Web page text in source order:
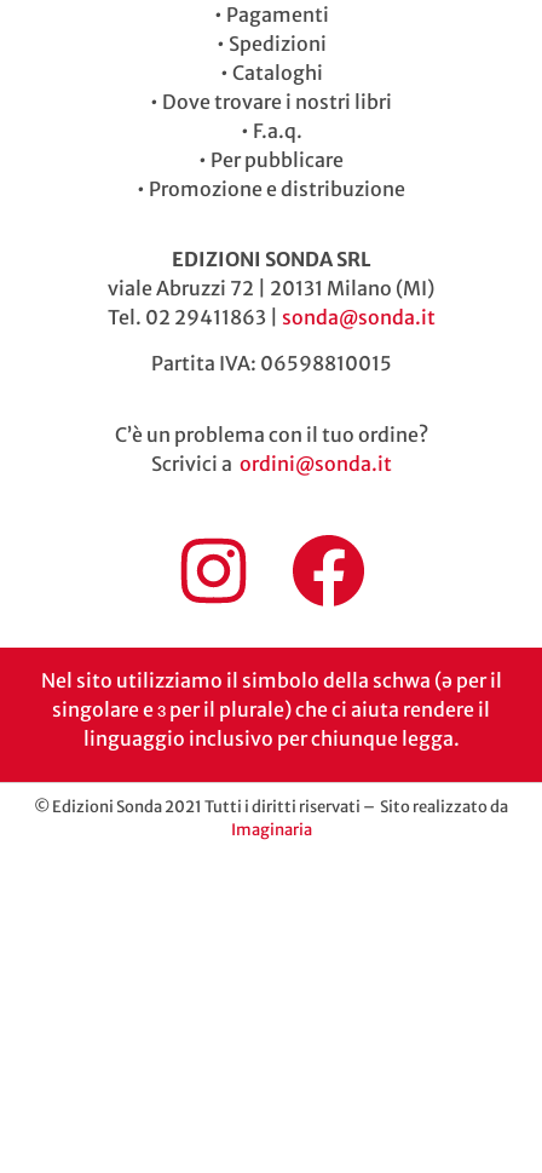
• Pagamenti
• Spedizioni
• Cataloghi
• Dove trovare i nostri libri
• F.a.q.
• Per pubblicare
• Promozione e distribuzione
EDIZIONI SONDA SRL
viale Abruzzi 72 | 20131 Milano (MI)
Tel. 02 29411863 | sonda@sonda.it
Partita IVA: 06598810015
C’è un problema con il tuo ordine?
Scrivici a ordini@sonda.it
Nel sito utilizziamo il simbolo della schwa (ə per il
singolare e ɜ per il plurale) che ci aiuta rendere il
linguaggio inclusivo per chiunque legga.
© Edizioni Sonda 2021 Tutti i diritti riservati – Sito realizzato da
Imaginaria